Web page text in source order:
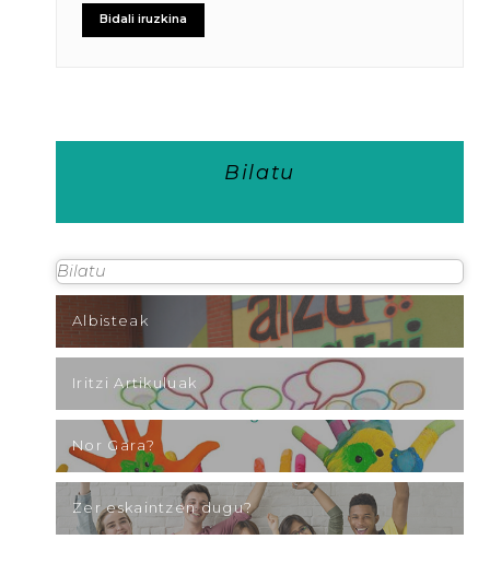
Bilatu
Albisteak
Iritzi Artikuluak
Nor Gara?
Zer eskaintzen dugu?